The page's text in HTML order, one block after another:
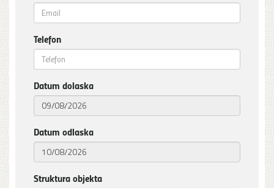
Telefon
Datum dolaska
Datum odlaska
Struktura objekta